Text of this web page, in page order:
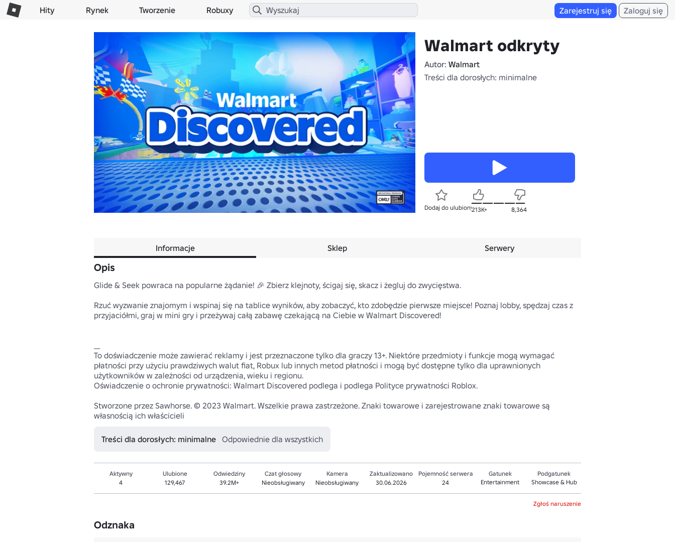
Hity Rynek Tworzenie Robuxy Zarejestruj się Zaloguj się
Walmart odkryty
Autor: Walmart
Treści dla dorosłych: minimalne
Dodaj do ulubionych213K+ 8,364
Informacje Sklep Serwery
Opis
Glide & Seek powraca na popularne żądanie! 🎉 Zbierz klejnoty, ścigaj się, skacz i żegluj do zwycięstwa.
Rzuć wyzwanie znajomym i wspinaj się na tablice wyników, aby zobaczyć, kto zdobędzie pierwsze miejsce! Poznaj lobby, spędzaj czas z
przyjaciółmi, graj w mini gry i przeżywaj całą zabawę czekającą na Ciebie w Walmart Discovered!
To doświadczenie może zawierać reklamy i jest przeznaczone tylko dla graczy 13+. Niektóre przedmioty i funkcje mogą wymagać
płatności przy użyciu prawdziwych walut fiat, Robux lub innych metod płatności i mogą być dostępne tylko dla uprawnionych
użytkowników w zależności od urządzenia, wieku i regionu.
Oświadczenie o ochronie prywatności: Walmart Discovered podlega i podlega Polityce prywatności Roblox.
Stworzone przez Sawhorse. © 2023 Walmart. Wszelkie prawa zastrzeżone. Znaki towarowe i zarejestrowane znaki towarowe są
własnością ich właścicieli
Treści dla dorosłych: minimalne Odpowiednie dla wszystkich
Aktywny
4
Ulubione
129,467
Odwiedziny
39.2M+
Czat głosowy
Nieobsługiwany
Kamera
Nieobsługiwany
Zaktualizowano
30.06.2026
Pojemność serwera
24
Gatunek
Entertainment
Podgatunek
Showcase & Hub
Zgłoś naruszenie
Odznaka